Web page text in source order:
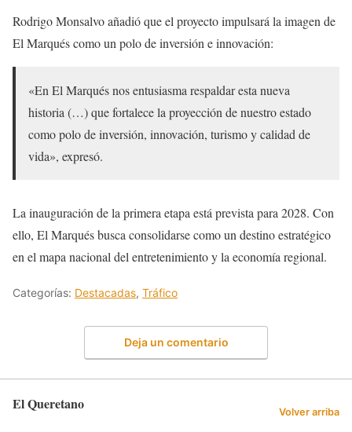
Rodrigo Monsalvo añadió que el proyecto impulsará la imagen de
El Marqués como un polo de inversión e innovación:
«En El Marqués nos entusiasma respaldar esta nueva
historia (…) que fortalece la proyección de nuestro estado
como polo de inversión, innovación, turismo y calidad de
vida», expresó.
La inauguración de la primera etapa está prevista para 2028. Con
ello, El Marqués busca consolidarse como un destino estratégico
en el mapa nacional del entretenimiento y la economía regional.
Categorías: Destacadas, Tráfico
Deja un comentario
El Queretano Volver arriba